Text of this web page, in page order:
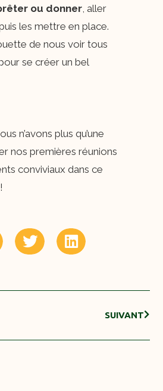
ou donner, aller
les mettre en place.
de nous voir tous
se créer un bel
n’avons plus qu’une
nos premières réunions
conviviaux dans ce
SUIVANT